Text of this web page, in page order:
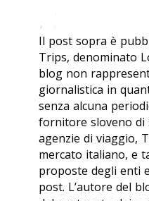
Il post sopra è
Trips, denominato
blog non
giornalistica in
senza alcuna
fornitore sloveno di
agenzie di viaggio,
mercato italiano, e
proposte degli enti
post. L’autore del